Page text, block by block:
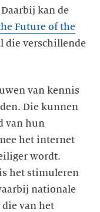
kan de
Future of the
die verschillende
van kennis
Die kunnen
van hun
het internet
wordt.
het stimuleren
nationale
van het